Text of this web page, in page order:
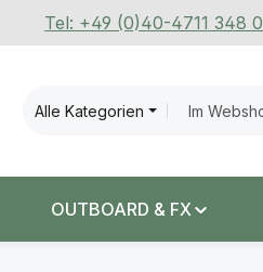
Tel: +49 (0)40-4711 348 0
Alle Kategorien
OUTBOARD & FX